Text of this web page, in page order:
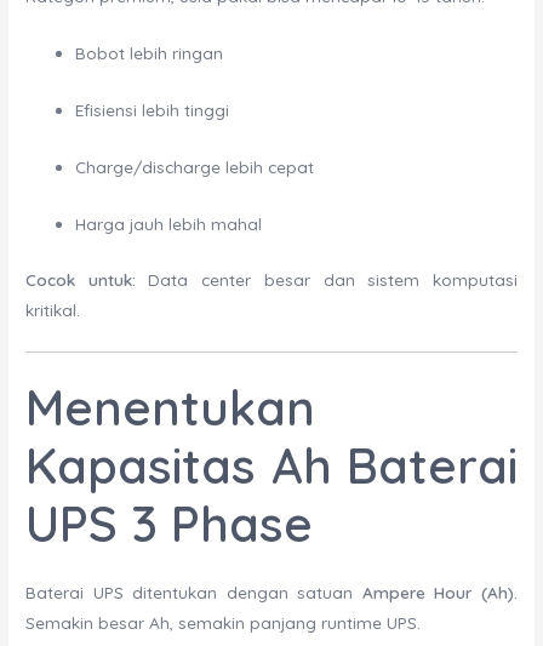
Bobot lebih ringan
Efisiensi lebih tinggi
Charge/discharge lebih cepat
Harga jauh lebih mahal
Cocok untuk: Data center besar dan sistem komputasi
kritikal.
Menentukan
Kapasitas Ah Baterai
UPS 3 Phase
Baterai UPS ditentukan dengan satuan Ampere Hour (Ah)
Semakin besar Ah, semakin panjang runtime UPS.